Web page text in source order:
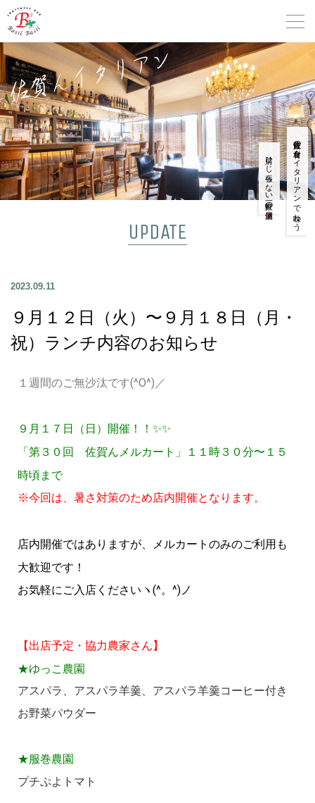
佐賀産の食材をイタリアンで味わう
肩ひじ張らない一軒家の
UPDATE
2023.09.11
９月１２日（火）〜９月１８日（月・
祝）ランチ内容のお知らせ
１週間のご無沙汰です(^O^)／
９月１７日（日）開催！！✨✨
「第３０回 佐賀んメルカート」１１時３０分〜１５
時頃まで
※今回は、暑さ対策のため店内開催となります。
店内開催ではありますが、メルカートのみのご利用も
大歓迎です！
お気軽にご入店くださいヽ(^。^)ノ
【出店予定・協力農家さん】
★ゆっこ農園
アスパラ、アスパラ羊羹、アスパラ羊羹コーヒー付き
お野菜パウダー
★服巻農園
プチぷよトマト